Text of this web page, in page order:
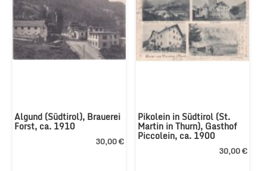
Algund (Südtirol), Brauerei
Forst, ca. 1910
30,00 €
Pikolein in Südtirol (St.
Martin in Thurn), Gasthof
Piccolein, ca. 1900
30,00 €